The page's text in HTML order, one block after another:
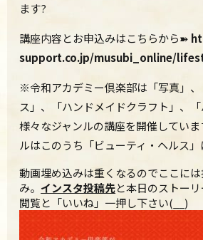
ます?
講座内容とお申込みはこちらから➽
support.co.jp/musubi_online/
※令和アカデミー倶楽部は「写真」
ス」、「ハンドメイドクラフト」、
様々なジャンルの講座を開催してい
ルはこのうち「ビューティ・ヘルス」
動画埋め込みは重くなるのでここに
み。 インスタ投稿先と本日のストー
閲覧と「いいね」一押し下さい(__)